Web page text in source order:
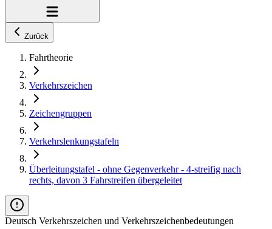
Zurück
Fahrtheorie
Verkehrszeichen
Zeichengruppen
Verkehrslenkungstafeln
Überleitungstafel - ohne Gegenverkehr - 4-streifig nach
rechts, davon 3 Fahrstreifen übergeleitet
Deutsch Verkehrszeichen und Verkehrszeichenbedeutungen